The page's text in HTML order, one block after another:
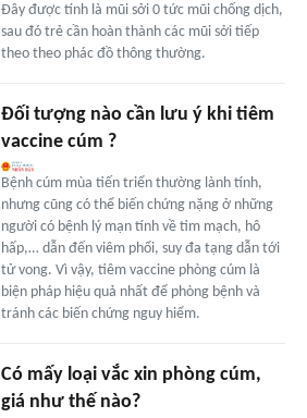
Đây được tính là mũi sởi 0 tức mũi chống dịch,
sau đó trẻ cần hoàn thành các mũi sởi tiếp
theo theo phác đồ thông thường.
Đối tượng nào cần lưu ý khi tiêm
vaccine cúm ?
Bệnh cúm mùa tiến triển thường lành tính,
nhưng cũng có thể biến chứng nặng ở những
người có bệnh lý mạn tính về tim mạch, hô
hấp,… dẫn đến viêm phổi, suy đa tạng dẫn tới
tử vong. Vì vậy, tiêm vaccine phòng cúm là
biện pháp hiệu quả nhất để phòng bệnh và
tránh các biến chứng nguy hiểm.
Có mấy loại vắc xin phòng cúm,
giá như thế nào?